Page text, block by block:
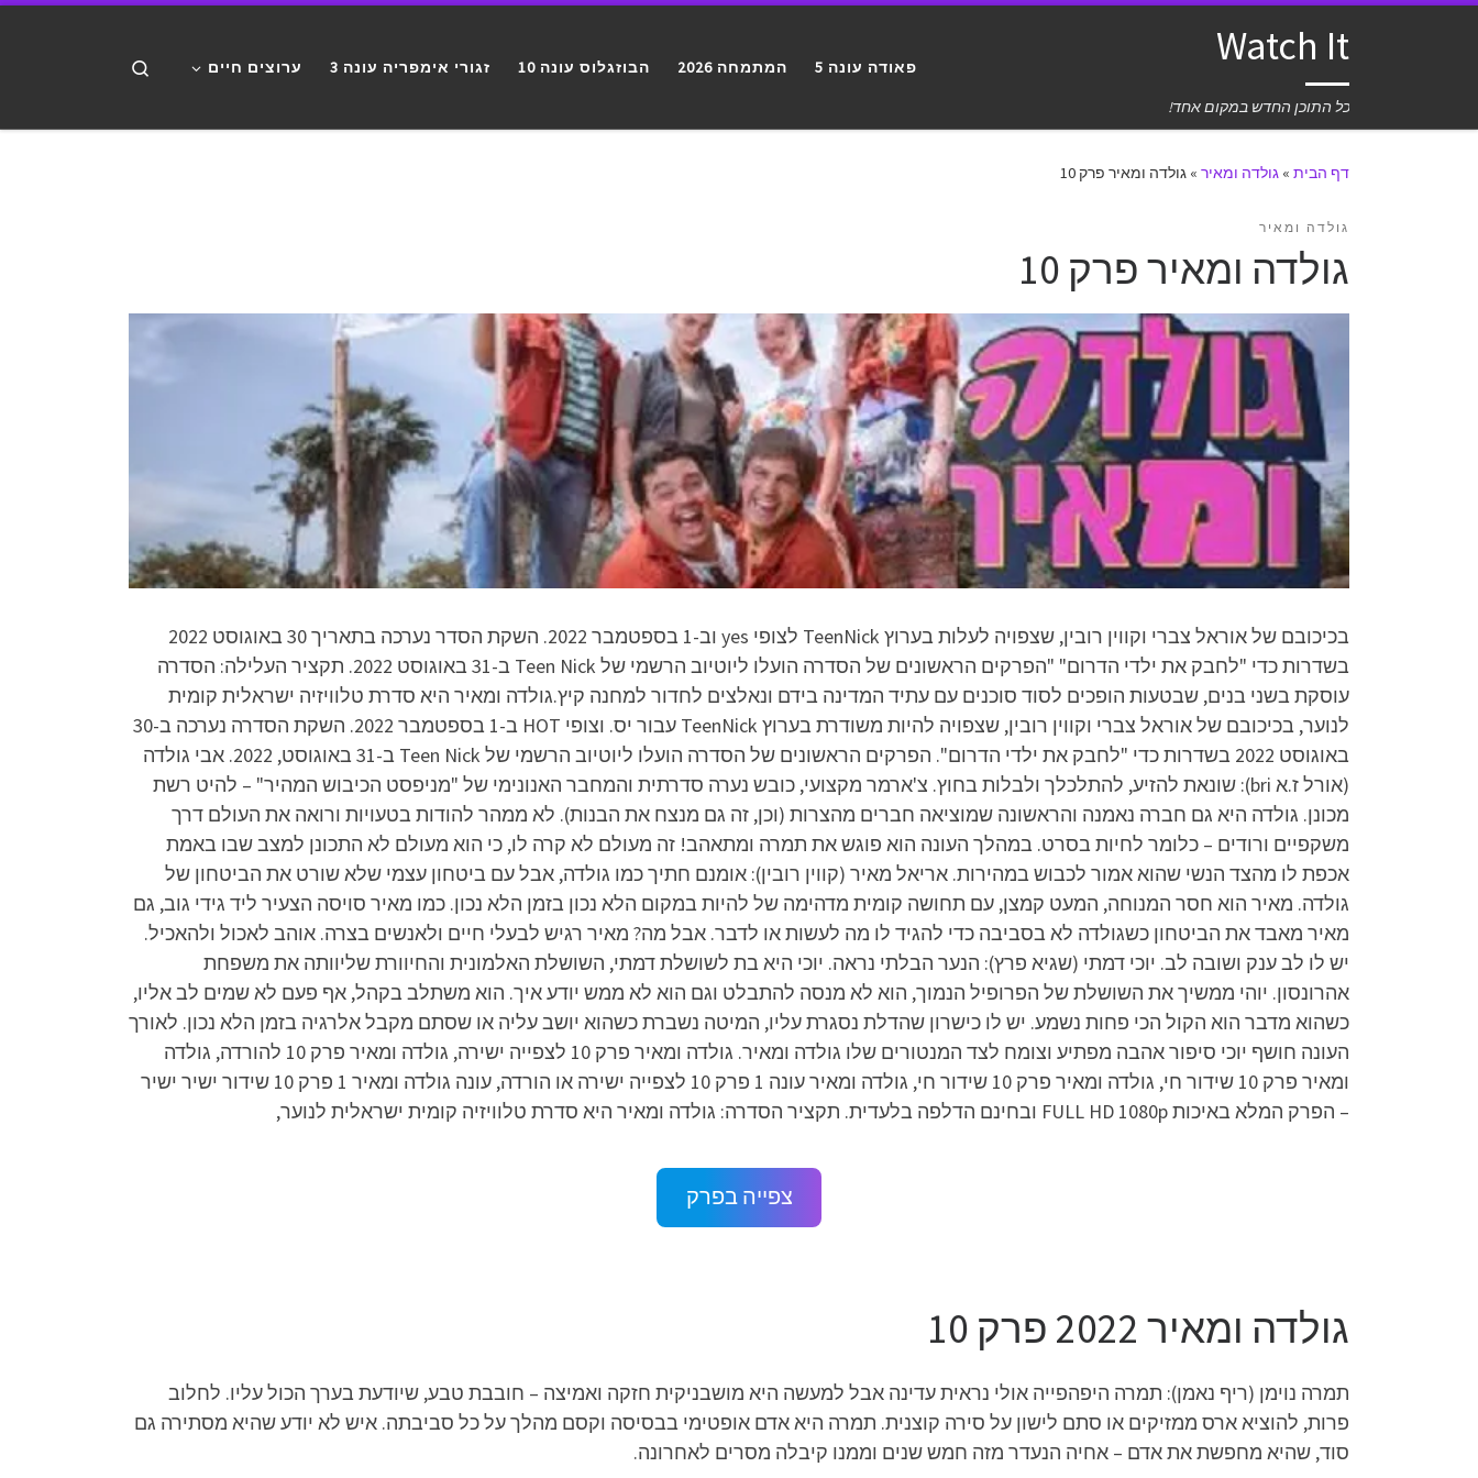
Watch It
כל התוכן החדש במקום אחד!
פאודה עונה 5 המתמחה 2026 הבוזגלוס עונה 10 זגורי אימפריה עונה 3 ערוצים חיים
דף הבית » גולדה ומאיר » גולדה ומאיר פרק 10
גולדה ומאיר
גולדה ומאיר פרק 10
בכיכובם של אוראל צברי וקווין רובין, שצפויה לעלות בערוץ TeenNick לצופי yes וב-1 בספטמבר 2022. השקת הסדר נערכה בתאריך 30 באוגוסט 2022
בשדרות כדי "לחבק את ילדי הדרום" "הפרקים הראשונים של הסדרה הועלו ליוטיוב הרשמי של Teen Nick ב-31 באוגוסט 2022. תקציר העלילה: הסדרה
עוסקת בשני בנים, שבטעות הופכים לסוד סוכנים עם עתיד המדינה בידם ונאלצים לחדור למחנה קיץ.גולדה ומאיר היא סדרת טלוויזיה ישראלית קומית
לנוער, בכיכובם של אוראל צברי וקווין רובין, שצפויה להיות משודרת בערוץ TeenNick עבור יס. וצופי HOT ב-1 בספטמבר 2022. השקת הסדרה נערכה ב-30
באוגוסט 2022 בשדרות כדי "לחבק את ילדי הדרום". הפרקים הראשונים של הסדרה הועלו ליוטיוב הרשמי של Teen Nick ב-31 באוגוסט, 2022. אבי גולדה
(אורל ז.א bri): שונאת להזיע, להתלכלך ולבלות בחוץ. צ'ארמר מקצועי, כובש נערה סדרתית והמחבר האנונימי של "מניפסט הכיבוש המהיר" – להיט רשת
מכונן. גולדה היא גם חברה נאמנה והראשונה שמוציאה חברים מהצרות (וכן, זה גם מנצח את הבנות). לא ממהר להודות בטעויות ורואה את העולם דרך
משקפיים ורודים – כלומר לחיות בסרט. במהלך העונה הוא פוגש את תמרה ומתאהב! זה מעולם לא קרה לו, כי הוא מעולם לא התכונן למצב שבו באמת
אכפת לו מהצד הנשי שהוא אמור לכבוש במהירות. אריאל מאיר (קווין רובין): אומנם חתיך כמו גולדה, אבל עם ביטחון עצמי שלא שורט את הביטחון של
גולדה. מאיר הוא חסר המנוחה, המעט קמצן, עם תחושה קומית מדהימה של להיות במקום הלא נכון בזמן הלא נכון. כמו מאיר סויסה הצעיר ליד גידי גוב, גם
מאיר מאבד את הביטחון כשגולדה לא בסביבה כדי להגיד לו מה לעשות או לדבר. אבל מה? מאיר רגיש לבעלי חיים ולאנשים בצרה. אוהב לאכול ולהאכיל.
יש לו לב ענק ושובה לב. יוכי דמתי (שגיא פרץ): הנער הבלתי נראה. יוכי היא בת לשושלת דמתי, השושלת האלמונית והחיוורת שליוותה את משפחת
אהרונסון. יוהי ממשיך את השושלת של הפרופיל הנמוך, הוא לא מנסה להתבלט וגם הוא לא ממש יודע איך. הוא משתלב בקהל, אף פעם לא שמים לב אליו,
כשהוא מדבר הוא הקול הכי פחות נשמע. יש לו כישרון שהדלת נסגרת עליו, המיטה נשברת כשהוא יושב עליה או שסתם מקבל אלרגיה בזמן הלא נכון. לאורך
העונה חושף יוכי סיפור אהבה מפתיע וצומח לצד המנטורים שלו גולדה ומאיר. גולדה ומאיר פרק 10 לצפייה ישירה, גולדה ומאיר פרק 10 להורדה, גולדה
ומאיר פרק 10 שידור חי, גולדה ומאיר פרק 10 שידור חי, גולדה ומאיר עונה 1 פרק 10 לצפייה ישירה או הורדה, עונה גולדה ומאיר 1 פרק 10 שידור ישיר ישיר
– הפרק המלא באיכות FULL HD 1080p ובחינם הדלפה בלעדית. תקציר הסדרה: גולדה ומאיר היא סדרת טלוויזיה קומית ישראלית לנוער,
צפייה בפרק
גולדה ומאיר 2022 פרק 10
תמרה נוימן (ריף נאמן): תמרה היפהפייה אולי נראית עדינה אבל למעשה היא מושבניקית חזקה ואמיצה – חובבת טבע, שיודעת בערך הכול עליו. לחלוב
פרות, להוציא ארס ממזיקים או סתם לישון על סירה קוצנית. תמרה היא אדם אופטימי בבסיסה וקסם מהלך על כל סביבתה. איש לא יודע שהיא מסתירה גם
סוד, שהיא מחפשת את אדם – אחיה הנעדר מזה חמש שנים וממנו קיבלה מסרים לאחרונה.